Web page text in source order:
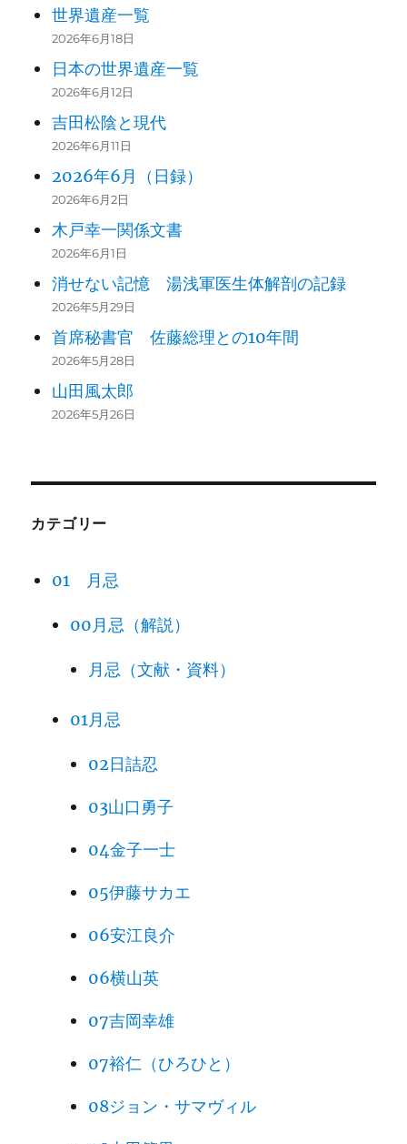
世界遺産一覧
2026年6月18日
日本の世界遺産一覧
2026年6月12日
吉田松陰と現代
2026年6月11日
2026年6月（日録）
2026年6月2日
木戸幸一関係文書
2026年6月1日
消せない記憶 湯浅軍医生体解剖の記録
2026年5月29日
首席秘書官 佐藤総理との10年間
2026年5月28日
山田風太郎
2026年5月26日
カテゴリー
01 月忌
00月忌（解説）
月忌（文献・資料）
01月忌
02日詰忍
03山口勇子
04金子一士
05伊藤サカエ
06安江良介
06横山英
07吉岡幸雄
07裕仁（ひろひと）
08ジョン・サマヴィル